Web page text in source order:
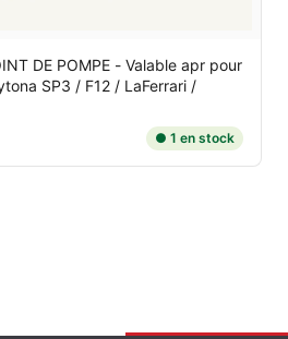
DE POMPE - Valable apr pour
SP3 / F12 / LaFerrari /
● 1 en stock